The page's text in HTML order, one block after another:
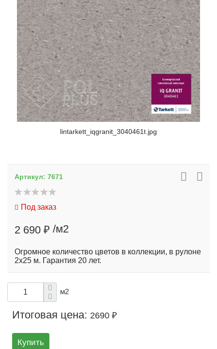
lintarkett_iqgranit_3040461t.jpg
Артикул: 7671
Под заказ
2 690 ₽ /м2
Огромное количество цветов в коллекции, в рулоне
2х25 м. Гарантия 20 лет.
м2
Итоговая цена: 2690 ₽
Купить